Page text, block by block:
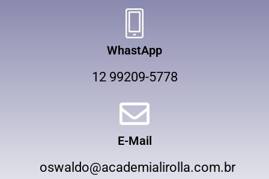
WhastApp
12 99209-5778
E-Mail
oswaldo@academialirolla.com.br